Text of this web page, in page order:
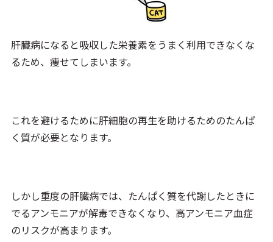
肝臓病になると吸収した栄養素をうまく利用できなくな
るため、痩せてしまいます。
これを避けるために肝細胞の再生を助けるためのたんぱ
く質が必要となります。
しかし重度の肝臓病では、たんぱく質を代謝したときに
でるアンモニアが解毒できなくなり、高アンモニア血症
のリスクが高まります。